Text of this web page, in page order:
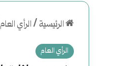
الرئيسية /الرأي العام
الرأي العام